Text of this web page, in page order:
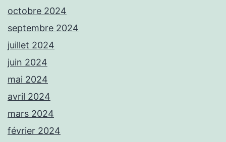
octobre 2024
septembre 2024
juillet 2024
juin 2024
mai 2024
avril 2024
mars 2024
février 2024